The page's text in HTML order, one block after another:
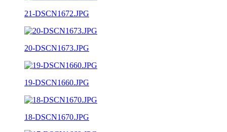
21-DSCN1672.JPG
20-DSCN1673.JPG
19-DSCN1660.JPG
18-DSCN1670.JPG